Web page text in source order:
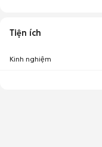
Tiện ích
Kinh nghiệm